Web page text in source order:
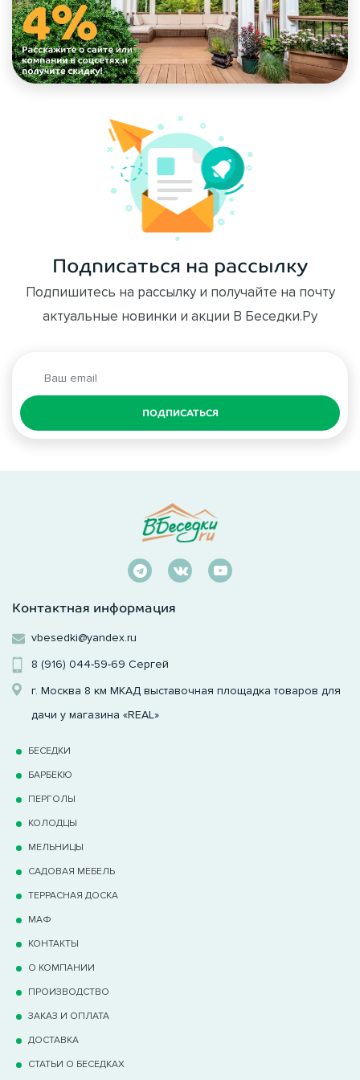
Подписаться на рассылку
Подпишитесь на рассылку и получайте на почту
актуальные новинки и акции В Беседки.Ру
ПОДПИСАТЬСЯ
Контактная информация
vbesedki@yandex.ru
8 (916) 044-59-69 Сергей
г. Москва 8 км МКАД выставочная площадка товаров для
дачи у магазина «REAL»
БЕСЕДКИ
БАРБЕКЮ
ПЕРГОЛЫ
КОЛОДЦЫ
МЕЛЬНИЦЫ
САДОВАЯ МЕБЕЛЬ
ТЕРРАCНАЯ ДОСКА
МАФ
КОНТАКТЫ
О КОМПАНИИ
ПРОИЗВОДСТВО
ЗАКАЗ И ОПЛАТА
ДОСТАВКА
СТАТЬИ О БЕСЕДКАХ